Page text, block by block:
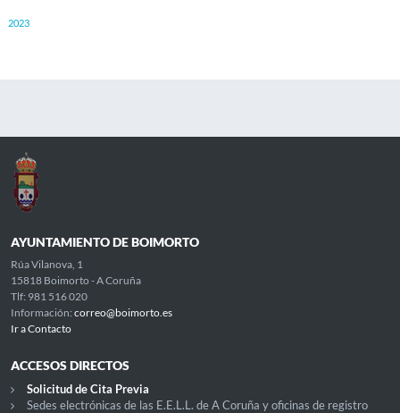
2023
AYUNTAMIENTO DE BOIMORTO
Rúa Vilanova, 1
15818 Boimorto - A Coruña
Tlf: 981 516 020
Información: correo@boimorto.es
Ir a Contacto
ACCESOS DIRECTOS
Solicitud de Cita Previa
Sedes electrónicas de las E.E.L.L. de A Coruña y oficinas de registro